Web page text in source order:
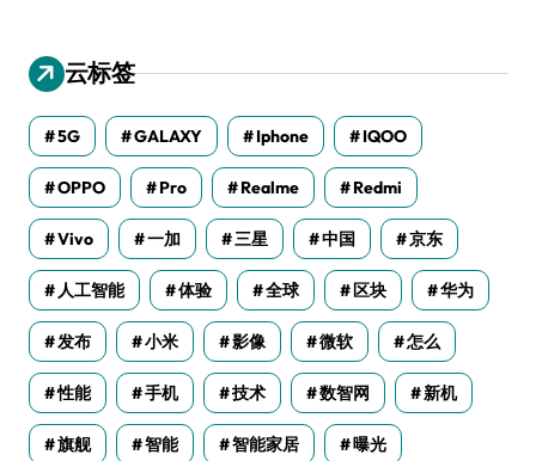
云标签
5G GALAXY Iphone IQOO
OPPO Pro Realme Redmi
Vivo 一加 三星 中国 京东
人工智能 体验 全球 区块 华为
发布 小米 影像 微软 怎么
性能 手机 技术 数智网 新机
旗舰 智能 智能家居 曝光